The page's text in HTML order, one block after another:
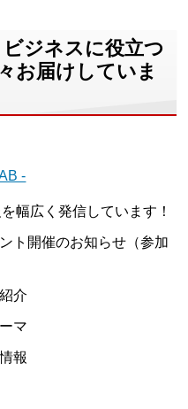
ジネスに役立つ
お届けしていま
-
幅広く発信しています！
ト開催のお知らせ（参加
介
マ
報